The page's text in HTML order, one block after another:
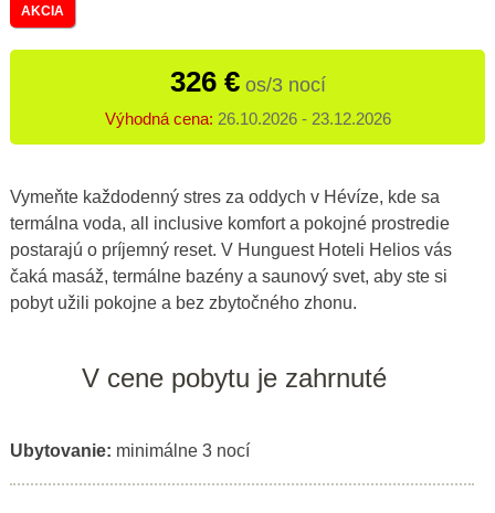
AKCIA
326 €os/3 nocí
Výhodná cena: 26.10.2026 - 23.12.2026
Vymeňte každodenný stres za oddych v Hévíze, kde sa
termálna voda, all inclusive komfort a pokojné prostredie
postarajú o príjemný reset. V Hunguest Hoteli Helios vás
čaká masáž, termálne bazény a saunový svet, aby ste si
pobyt užili pokojne a bez zbytočného zhonu.
V cene pobytu je zahrnuté
Ubytovanie: minimálne 3 nocí